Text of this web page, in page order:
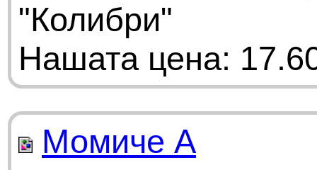
"Колибри"
Нашата цена:
Момиче A